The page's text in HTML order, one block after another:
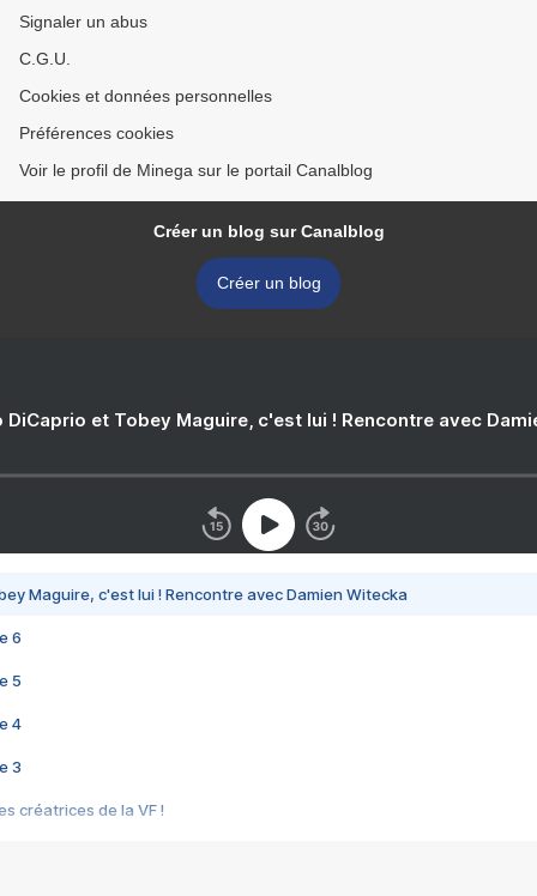
Signaler un abus
C.G.U.
Cookies et données personnelles
Préférences cookies
Voir le profil de Minega sur le portail Canalblog
Créer un blog sur Canalblog
Créer un blog
DiCaprio et Tobey Maguire, c'est lui ! Rencontre avec
Maguire, c'est lui ! Rencontre avec Damien Witecka
6
5
4
3
créatrices de la VF !